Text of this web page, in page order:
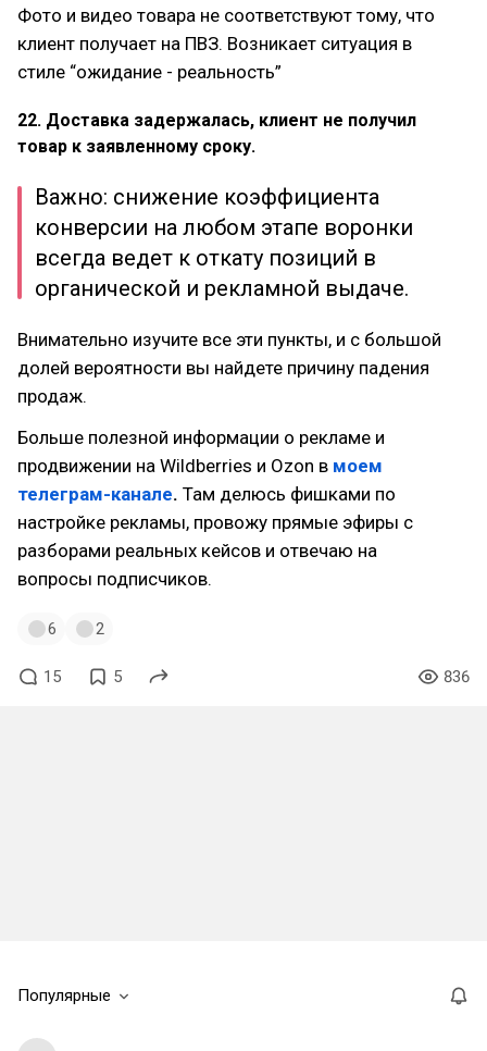
Фото и видео товара не соответствуют тому, что
клиент получает на ПВЗ. Возникает ситуация в
стиле “ожидание - реальность”
22. Доставка задержалась, клиент не получил
товар к заявленному сроку.
Важно: снижение коэффициента
конверсии на любом этапе воронки
всегда ведет к откату позиций в
органической и рекламной выдаче.
Внимательно изучите все эти пункты, и с большой
долей вероятности вы найдете причину падения
продаж.
Больше полезной информации о рекламе и
продвижении на Wildberries и Ozon в моем
телеграм-канале. Там делюсь фишками по
настройке рекламы, провожу прямые эфиры с
разборами реальных кейсов и отвечаю на
вопросы подписчиков.
6 2
15 5 836
Популярные